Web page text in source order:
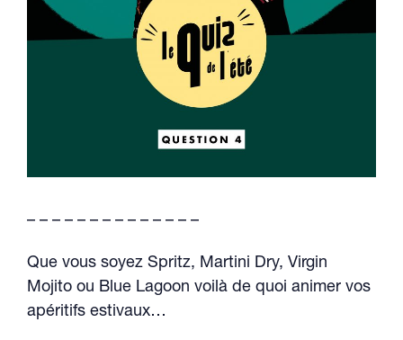
– – – – – – – – – – – – – –
Que vous soyez Spritz, Martini Dry, Virgin
Mojito ou Blue Lagoon voilà de quoi animer vos
apéritifs estivaux…